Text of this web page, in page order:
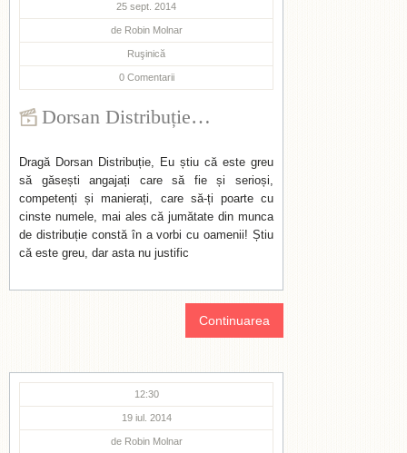
25 sept. 2014
de Robin Molnar
Ruşinică
0 Comentarii
Dorsan Distribuție…
Dragă Dorsan Distribuție, Eu știu că este greu
să găsești angajați care să fie și serioși,
competenți și manierați, care să-ți poarte cu
cinste numele, mai ales că jumătate din munca
de distribuție constă în a vorbi cu oamenii! Știu
că este greu, dar asta nu justific
Continuarea
12:30
19 iul. 2014
de Robin Molnar